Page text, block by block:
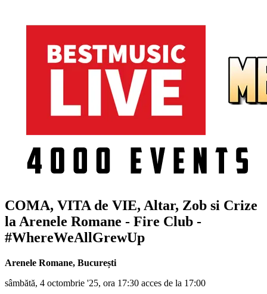
COMA, VITA de VIE, Altar, Zob si Crize
la Arenele Romane - Fire Club -
#WhereWeAllGrewUp
Arenele Romane, București
sâmbătă, 4 octombrie '25, ora 17:30 acces de la 17:00